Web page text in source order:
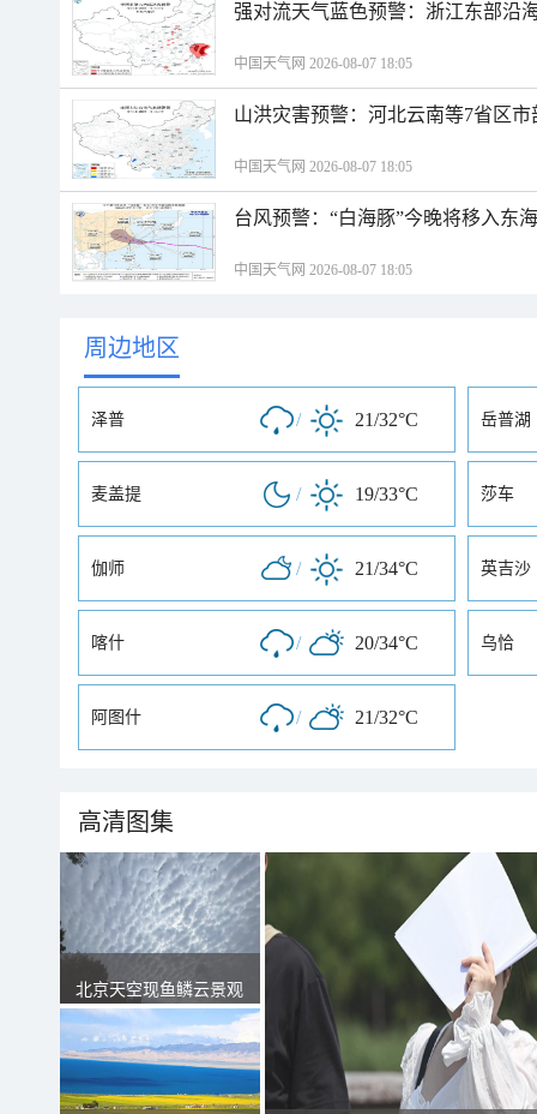
强对流天气蓝色预警：浙江东部沿
中国天气网 2026-08-07 18:05
山洪灾害预警：河北云南等7省区
中国天气网 2026-08-07 18:05
台风预警：“白海豚”今晚将移入东
中国天气网 2026-08-07 18:05
周边地区
泽普 / 21/32°C 岳普湖
麦盖提 / 19/33°C 莎车
伽师 / 21/34°C 英吉沙
喀什 / 20/34°C 乌恰
阿图什 / 21/32°C
高清图集
北京天空现鱼鳞云景观